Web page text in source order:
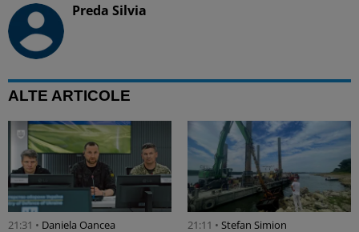
Preda Silvia
ALTE ARTICOLE
21:31 • Daniela Oancea 21:11 • Stefan Simion